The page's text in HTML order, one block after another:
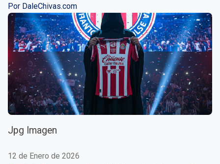
Por DaleChivas.com
Jpg Imagen
12 de Enero de 2026